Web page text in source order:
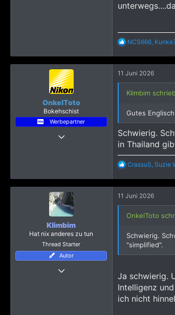
R
a
k
t
i
o
n
:
NCS666
OnkelToto
Bokehschist
Werbepartner
pattayapatrol.com
11 Juni 2026
Klimbim
Gutes
Schwierig.
in Thailand
R
a
k
t
i
o
n
:
CrassuS Suzie
Klimbim
Hat nix anderes zu tun
Thread Starter
Autor
24 November 2024
11 Juni 2026
OnkelToto
Schwierig.
"simplified".
Ja schwierig.
Intelligenz
ich nicht